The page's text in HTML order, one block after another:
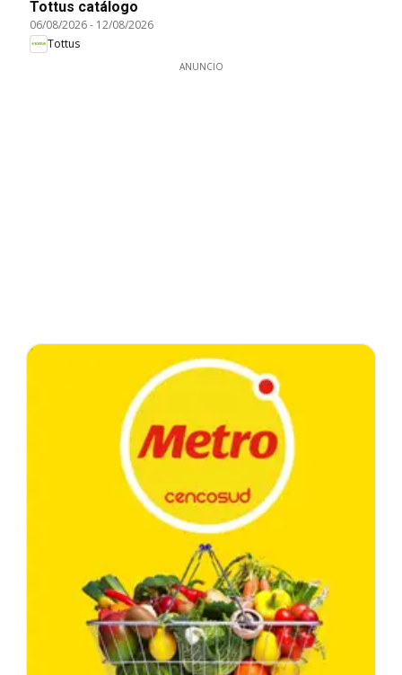
Tottus catálogo
06/08/2026- 12/08/2026
Tottus
ANUNCIO